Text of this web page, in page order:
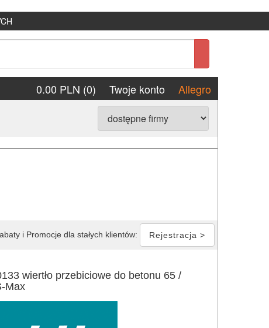
0.00 PLN (0) Twoje konto
Allegro
i Promocje dla stałych klientów: Rejestracja >
wiertło przebiciowe do betonu 65 /
Max